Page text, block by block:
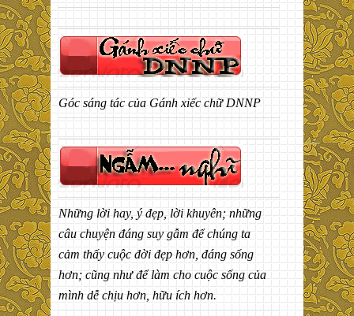
Góc sáng tác của Gánh xiếc chữ DNNP
Những lời hay, ý đẹp, lời khuyên; những
câu chuyện đáng suy gẫm để chúng ta
cảm thấy cuộc đời đẹp hơn, đáng sống
hơn; cũng như để làm cho cuộc sống của
mình dễ chịu hơn, hữu ích hơn.